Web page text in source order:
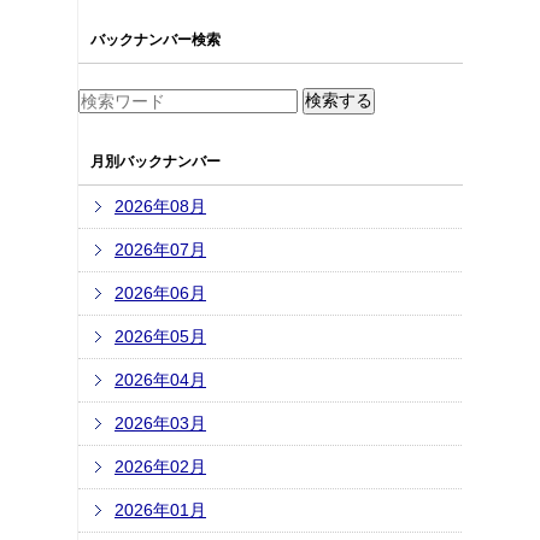
バックナンバー検索
月別バックナンバー
2026年08月
2026年07月
2026年06月
2026年05月
2026年04月
2026年03月
2026年02月
2026年01月